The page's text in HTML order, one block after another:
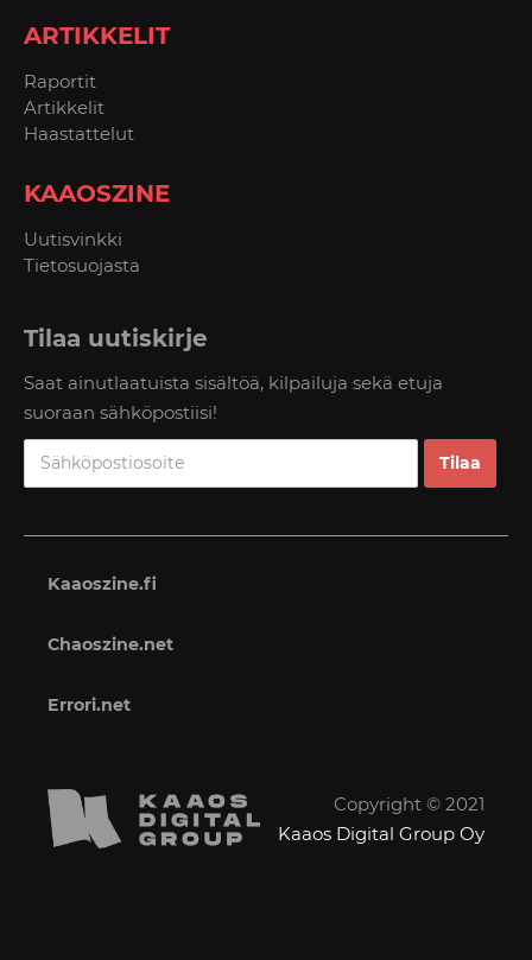
ARTIKKELIT
Raportit
Artikkelit
Haastattelut
KAAOSZINE
Uutisvinkki
Tietosuojasta
Tilaa uutiskirje
Saat ainutlaatuista sisältöä, kilpailuja sekä etuja
suoraan sähköpostiisi!
Kaaoszine.fi
Chaoszine.net
Errori.net
Copyright © 2021
Kaaos Digital Group Oy